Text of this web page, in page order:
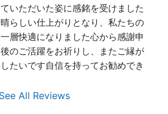
いただいた姿に感銘を受けました
らしい仕上がりとなり、私たちの
層快適になりました心から感謝申
のご活躍をお祈りし、またご縁が
たいです自信を持ってお勧めでき
See All Reviews